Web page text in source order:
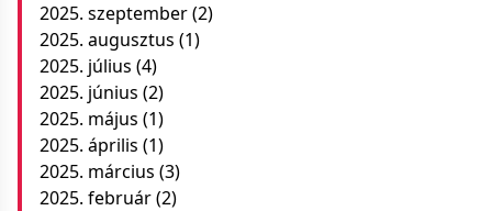
2025. szeptember(2)
2025. augusztus (1)
2025. július (4)
2025. június (2)
2025. május (1)
2025. április (1)
2025. március (3)
2025. február(2)